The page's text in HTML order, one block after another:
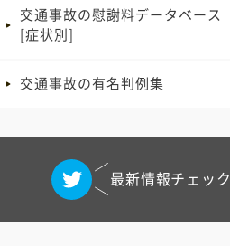
交通事故の慰謝料データベース
[症状別]
交通事故の有名判例集
最新情報チェック